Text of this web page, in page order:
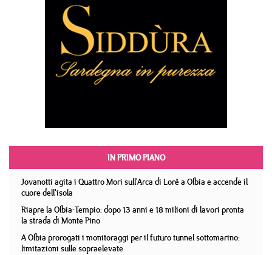
IN PRIMO PIANO
Jovanotti agita i Quattro Mori sull'Arca di Lorè a Olbia e accende il
cuore dell'isola
Riapre la Olbia-Tempio: dopo 13 anni e 18 milioni di lavori pronta
la strada di Monte Pino
A Olbia prorogati i monitoraggi per il futuro tunnel sottomarino:
limitazioni sulle sopraelevate